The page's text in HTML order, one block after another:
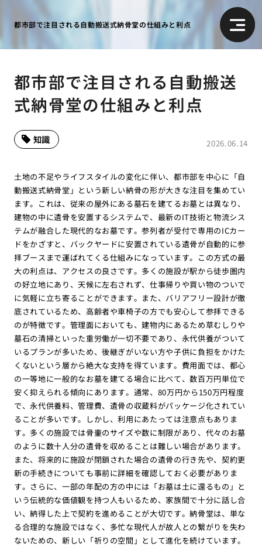
都市部で注目される自動搬送式納骨堂の仕組みと利点
都市部で注目される自動搬送
式納骨堂の仕組みと利点
2026.06.14
知識
土地の不足やライフスタイルの変化に伴い、都市部を中心に「自
動搬送式納骨堂」という新しい納骨の形が大きな注目を集めてい
ます。これは、従来の屋外にある墓石を建てるお墓とは異なり、
建物の中に遺骨を安置するシステムで、最新のIT技術と物流シス
テムが融合した現代的なお墓です。参列者が受付で専用のICカー
ドをかざすと、バックヤードに安置されている遺骨が自動的に参
拝ブースまで運ばれてくる仕組みになっています。この方式の最
大の利点は、アクセスの良さです。多くの施設が駅から徒歩圏内
の好立地にあり、天候に左右されず、仕事帰りや買い物のついで
に気軽に立ち寄ることができます。また、バリアフリー設計が徹
底されているため、高齢者や車椅子の方でも安心して参拝できる
のが特徴です。管理面においても、建物内にあるため草むしりや
墓石の清掃といった重労働が一切不要であり、永代供養がついて
いるプランが多いため、後継ぎがいない方や子供に負担をかけた
くないという層から絶大な支持を得ています。費用面では、都心
の一等地に一般的なお墓を建てる場合に比べて、数百万円単位で
安く抑えられる傾向にあります。通常、80万円から150万円程度
で、永代供養料、管理費、遺骨の収蔵料がパッケージ化されてい
ることが多いです。しかし、利用にあたっては注意点もありま
す。多くの施設では骨壷のサイズや数に制限があり、代々のお墓
のように数十人分の遺骨を収めることは難しい場合があります。
また、将来的に施設が閉鎖された場合の遺骨の行き先や、契約更
新の手続きについても事前に詳細を確認しておく必要がありま
す。さらに、一部の年配の方の中には「お墓は土に還るもの」と
いう伝統的な価値観を持つ人もいるため、家族間で十分に話し合
い、納得した上で契約を進めることが大切です。納骨堂は、単な
る合理的な施設ではなく、多忙な現代人が故人との繋がりを失わ
ないための、新しい「祈りの空間」として進化を続けています。